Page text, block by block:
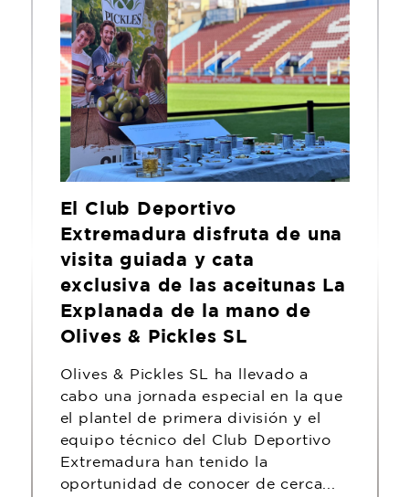
El Club Deportivo
Extremadura disfruta de una
visita guiada y cata
exclusiva de las aceitunas La
Explanada de la mano de
Olives & Pickles SL
Olives & Pickles SL ha llevado a
cabo una jornada especial en la que
el plantel de primera división y el
equipo técnico del Club Deportivo
Extremadura han tenido la
oportunidad de conocer de cerca...